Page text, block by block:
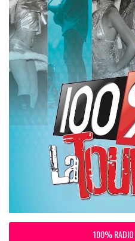
100% RADIO